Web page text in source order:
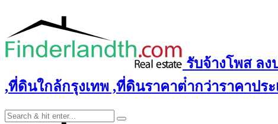
รับจ้างโพส ล
,ที่ดินใกล้กรุงเทพ ,ที่ดินราคาต่ํากว่าราคาป